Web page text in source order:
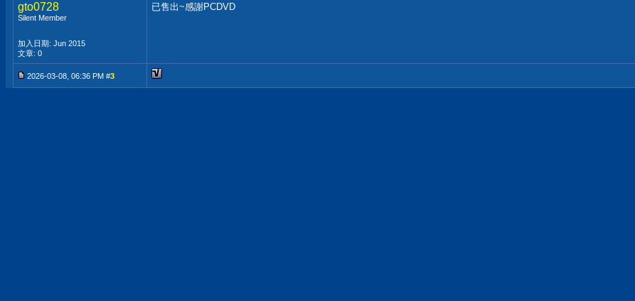
gto0728
Silent Member
加入日期: Jun 2015
文章: 0
已售出~感謝PCDVD
2026-03-08, 06:36 PM #3